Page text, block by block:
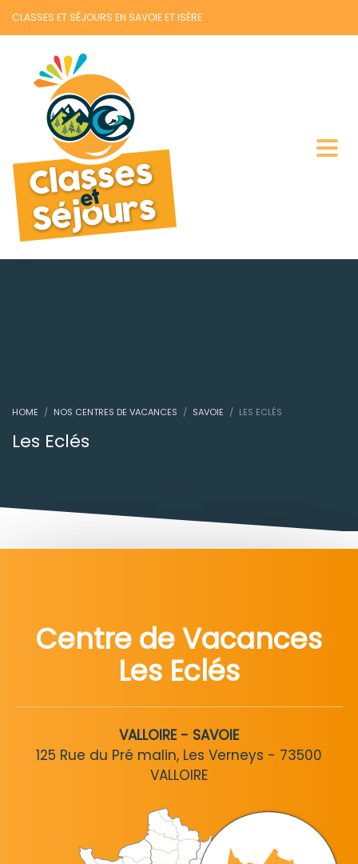
CLASSES ET SÉJOURS EN SAVOIE ET ISÈRE
HOME NOS CENTRES DE VACANCES SAVOIE LES ECLÉS
Les Eclés
Centre de Vacances
Les Eclés
VALLOIRE - SAVOIE
125 Rue du Pré malin, Les Verneys - 73500
VALLOIRE